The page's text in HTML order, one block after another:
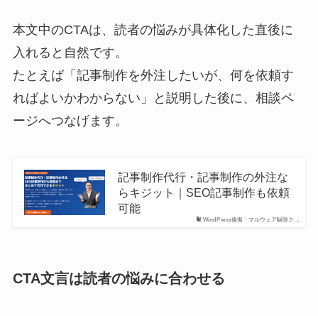
本文中のCTAは、読者の悩みが具体化した直後に
入れると自然です。
たとえば「記事制作を外注したいが、何を依頼す
ればよいかわからない」と説明した後に、相談ペ
ージへつなげます。
WordPress修復・マルウェア駆除ク…
記事制作代行・記事制作の外注な
らキジット｜SEO記事制作も依頼
可能
CTA文言は読者の悩みに合わせる